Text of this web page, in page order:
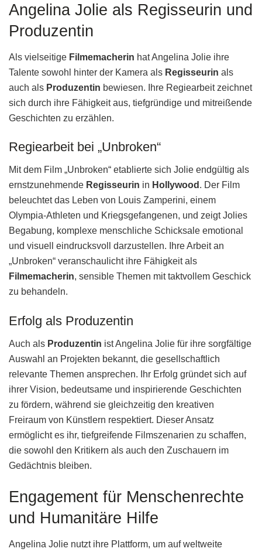
Angelina Jolie als Regisseurin und
Produzentin
Als vielseitige Filmemacherin hat Angelina Jolie ihre
Talente sowohl hinter der Kamera als Regisseurin als
auch als Produzentin bewiesen. Ihre Regiearbeit zeichnet
sich durch ihre Fähigkeit aus, tiefgründige und mitreißende
Geschichten zu erzählen.
Regiearbeit bei „Unbroken“
Mit dem Film „Unbroken“ etablierte sich Jolie endgültig als
ernstzunehmende Regisseurin in Hollywood . Der Film
beleuchtet das Leben von Louis Zamperini, einem
Olympia-Athleten und Kriegsgefangenen, und zeigt Jolies
Begabung, komplexe menschliche Schicksale emotional
und visuell eindrucksvoll darzustellen. Ihre Arbeit an
„Unbroken“ veranschaulicht ihre Fähigkeit als
Filmemacherin, sensible Themen mit taktvollem Geschick
zu behandeln.
Erfolg als Produzentin
Auch als Produzentin ist Angelina Jolie für ihre sorgfältige
Auswahl an Projekten bekannt, die gesellschaftlich
relevante Themen ansprechen. Ihr Erfolg gründet sich auf
ihrer Vision, bedeutsame und inspirierende Geschichten
zu fördern, während sie gleichzeitig den kreativen
Freiraum von Künstlern respektiert. Dieser Ansatz
ermöglicht es ihr, tiefgreifende Filmszenarien zu schaffen,
die sowohl den Kritikern als auch den Zuschauern im
Gedächtnis bleiben.
Engagement für Menschenrechte
und Humanitäre Hilfe
Angelina Jolie nutzt ihre Plattform, um auf weltweite